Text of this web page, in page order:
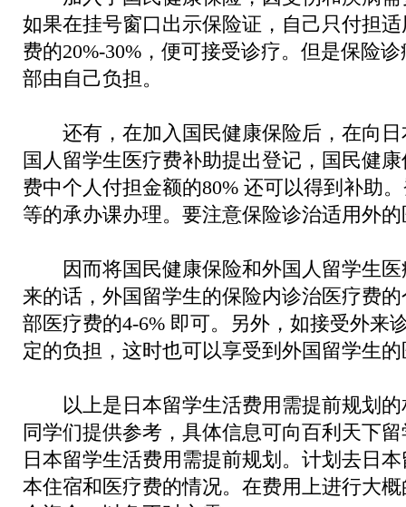
如果在挂号窗口出示保险证，自己只付担
费的20%-30%，便可接受诊疗。但是保险
部由自己负担。
还有，在加入国民健康保险后，在向日
国人留学生医疗费补助提出登记，国民健
费中个人付担金额的80% 还可以得到补助
等的承办课办理。要注意保险诊治适用外
因而将国民健康保险和外国人留学生医
来的话，外国留学生的保险内诊治医疗费
部医疗费的4-6% 即可。另外，如接受外来
定的负担，这时也可以享受到外国留学生
以上是日本留学生活费用需提前规划的
同学们提供参考，具体信息可向百利天下
日本留学生活费用需提前规划。计划去日
本住宿和医疗费的情况。在费用上进行大